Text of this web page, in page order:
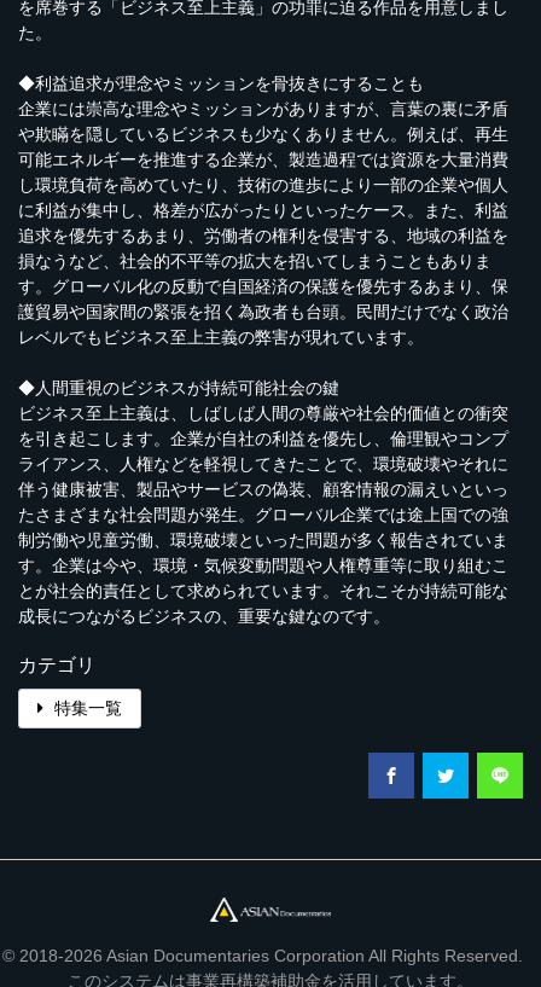
を席巻する「ビジネス至上主義」の功罪に迫る作品を用意しまし
た。
◆利益追求が理念やミッションを骨抜きにすることも
企業には崇高な理念やミッションがありますが、言葉の裏に矛盾
や欺瞞を隠しているビジネスも少なくありません。例えば、再生
可能エネルギーを推進する企業が、製造過程では資源を大量消費
し環境負荷を高めていたり、技術の進歩により一部の企業や個人
に利益が集中し、格差が広がったりといったケース。また、利益
追求を優先するあまり、労働者の権利を侵害する、地域の利益を
損なうなど、社会的不平等の拡大を招いてしまうこともありま
す。グローバル化の反動で自国経済の保護を優先するあまり、保
護貿易や国家間の緊張を招く為政者も台頭。民間だけでなく政治
レベルでもビジネス至上主義の弊害が現れています。
◆人間重視のビジネスが持続可能社会の鍵
ビジネス至上主義は、しばしば人間の尊厳や社会的価値との衝突
を引き起こします。企業が自社の利益を優先し、倫理観やコンプ
ライアンス、人権などを軽視してきたことで、環境破壊やそれに
伴う健康被害、製品やサービスの偽装、顧客情報の漏えいといっ
たさまざまな社会問題が発生。グローバル企業では途上国での強
制労働や児童労働、環境破壊といった問題が多く報告されていま
す。企業は今や、環境・気候変動問題や人権尊重等に取り組むこ
とが社会的責任として求められています。それこそが持続可能な
成長につながるビジネスの、重要な鍵なのです。
カテゴリ
特集一覧
© 2018-2026 Asian Documentaries Corporation All Rights Reserved.
このシステムは事業再構築補助金を活用しています。